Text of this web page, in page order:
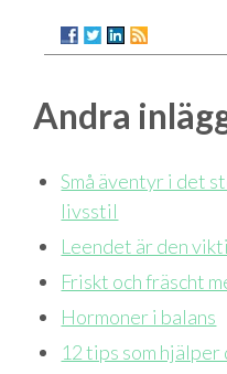
Andra
Små äventyr i det
livsstil
Leendet är den
Friskt och fräscht
Hormoner i balans
12 tips som